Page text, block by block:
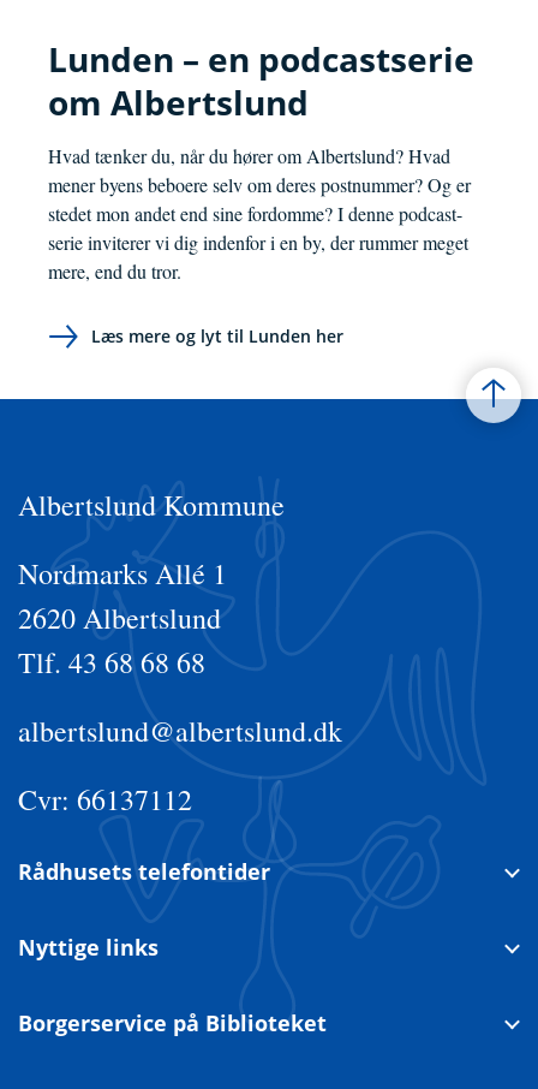
Lunden – en podcastserie
om Albertslund
Hvad tænker du, når du hører om Albertslund? Hvad
mener byens beboere selv om deres postnummer? Og er
stedet mon andet end sine fordomme? I denne podcast-
serie inviterer vi dig indenfor i en by, der rummer meget
mere, end du tror.
Læs mere og lyt til Lunden her
Albertslund Kommune
Nordmarks Allé 1
2620 Albertslund
Tlf. 43 68 68 68
albertslund@albertslund.dk
Cvr: 66137112
Rådhusets telefontider
Nyttige links
Borgerservice på Biblioteket